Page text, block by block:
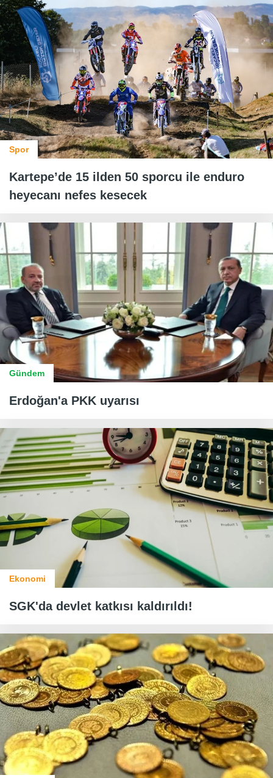
Spor
Kartepe’de 15 ilden 50 sporcu ile enduro
heyecanı nefes kesecek
Gündem
Erdoğan'a PKK uyarısı
Ekonomi
SGK'da devlet katkısı kaldırıldı!